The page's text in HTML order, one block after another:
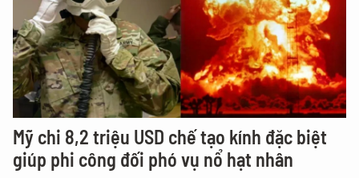
Mỹ chi 8,2 triệu USD chế tạo kính đặc biệt
giúp phi công đối phó vụ nổ hạt nhân